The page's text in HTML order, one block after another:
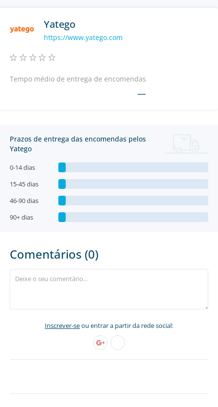
Yatego
https://www.yatego.com
Tempo médio de entrega de encomendas
—
Prazos de entrega das encomendas pelos
Yatego
0-14 dias
15-45 dias
46-90 dias
90+ dias
Comentários (0)
Inscrever-seou entrar a partir da rede social: